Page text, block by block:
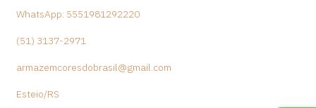
WhatsApp: 5551981292220
(51) 3137-2971
armazemcoresdobrasil@gmail.com
Esteio/RS